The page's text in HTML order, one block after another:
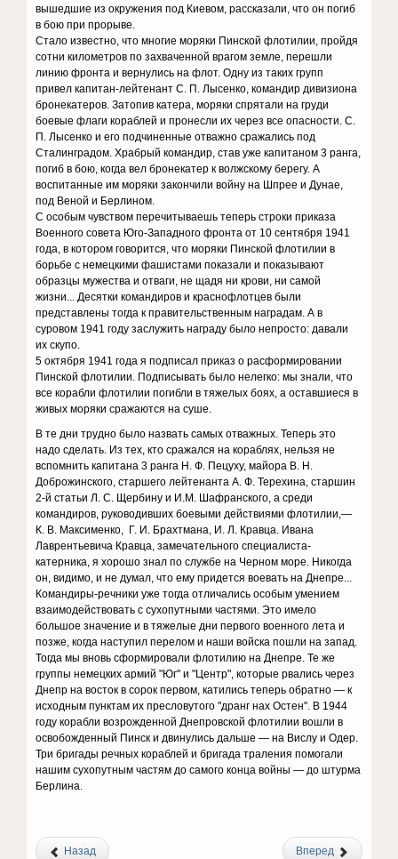
вышедшие из окружения под Киевом, рассказали, что он погиб
в бою при прорыве.
Стало известно, что многие моряки Пинской флотилии, пройдя
сотни километров по захваченной врагом земле, перешли
линию фронта и вернулись на флот. Одну из таких групп
привел капитан-лейтенант С. П. Лысенко, командир дивизиона
бронекатеров. Затопив катера, моряки спрятали на груди
боевые флаги кораблей и пронесли их через все опасности. С.
П. Лысенко и его подчиненные отважно сражались под
Сталинградом. Храбрый командир, став уже капитаном 3 ранга,
погиб в бою, когда вел бронекатер к волжскому берегу. А
воспитанные им моряки закончили войну на Шпрее и Дунае,
под Веной и Берлином.
С особым чувством перечитываешь теперь строки приказа
Военного совета Юго-Западного фронта от 10 сентября 1941
года, в котором говорится, что моряки Пинской флотилии в
борьбе с немецкими фашистами показали и показывают
образцы мужества и отваги, не щадя ни крови, ни самой
жизни... Десятки командиров и краснофлотцев были
представлены тогда к правительственным наградам. А в
суровом 1941 году заслужить награду было непросто: давали
их скупо.
5 октября 1941 года я подписал приказ о расформировании
Пинской флотилии. Подписывать было нелегко: мы знали, что
все корабли флотилии погибли в тяжелых боях, а оставшиеся в
живых моряки сражаются на суше.
В те дни трудно было назвать самых отважных. Теперь это
надо сделать. Из тех, кто сражался на кораблях, нельзя не
вспомнить капитана 3 ранга Н. Ф. Пецуху, майора В. Н.
Доброжинского, старшего лейтенанта А. Ф. Терехина, старшин
2-й статьи Л. С. Щербину и И.М. Шафранского, а среди
командиров, руководивших боевыми действиями флотилии,—
К. В. Максименко, Г. И. Брахтмана, И. Л. Кравца. Ивана
Лаврентьевича Кравца, замечательного специалиста-
катерника, я хорошо знал по службе на Черном море. Никогда
он, видимо, и не думал, что ему придется воевать на Днепре...
Командиры-речники уже тогда отличались особым умением
взаимодействовать с сухопутными частями. Это имело
большое значение и в тяжелые дни первого военного лета и
позже, когда наступил перелом и наши войска пошли на запад.
Тогда мы вновь сформировали флотилию на Днепре. Те же
группы немецких армий "Юг" и "Центр", которые рвались через
Днепр на восток в сорок первом, катились теперь обратно — к
исходным пунктам их пресловутого "дранг нах Остен". В 1944
году корабли возрожденной Днепровской флотилии вошли в
освобожденный Пинск и двинулись дальше — на Вислу и Одер.
Три бригады речных кораблей и бригада траления помогали
нашим сухопутным частям до самого конца войны — до штурма
Берлина.
Назад Вперед